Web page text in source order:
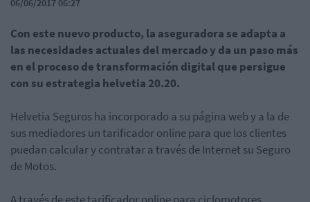
06/06/2017 06:27
Con este nuevo producto, la aseguradora se adapta a
las necesidades actuales del mercado y da un paso más
en el proceso de transformación digital que persigue
con su estrategia helvetia 20.20.
Helvetia Seguros ha incorporado a su página web y a la de
sus mediadores un tarificador online para que los clientes
puedan calcular y contratar a través de Internet su Seguro
de Motos.